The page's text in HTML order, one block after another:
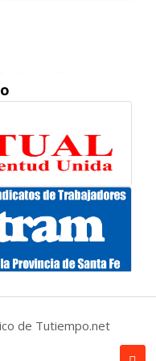
de Tutiempo.net